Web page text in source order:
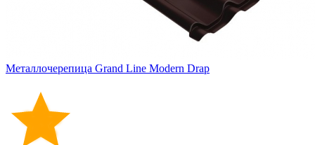
Металлочерепица Grand Line Modern Drap